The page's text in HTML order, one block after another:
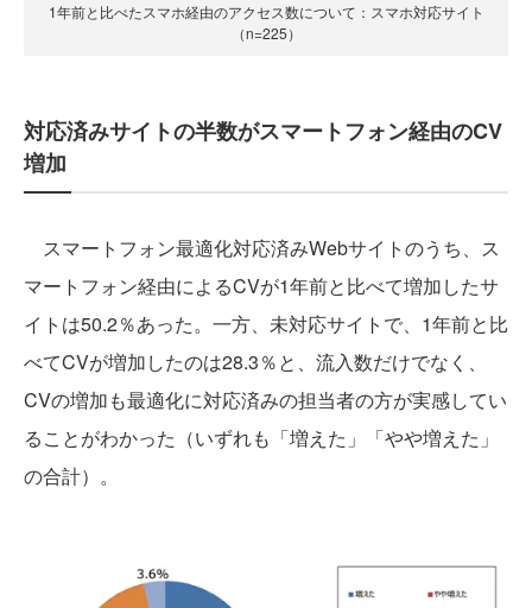
1年前と比べたスマホ経由のアクセス数について：スマホ対応サイト
（n=225）
対応済みサイトの半数がスマートフォン経由のCV
増加
スマートフォン最適化対応済みWebサイトのうち、ス
マートフォン経由によるCVが1年前と比べて増加したサ
イトは50.2％あった。一方、未対応サイトで、1年前と比
べてCVが増加したのは28.3％と、流入数だけでなく、
CVの増加も最適化に対応済みの担当者の方が実感してい
ることがわかった（いずれも「増えた」「やや増えた」
の合計）。